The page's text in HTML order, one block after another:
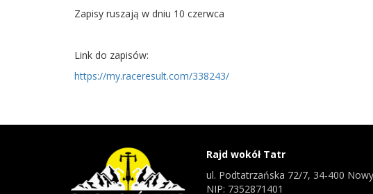
Zapisy ruszają w dniu 10 czerwca
Link do zapisów:
https://my.raceresult.com/338243/
Rajd wokół Tatr
ul. Podtatrzańska 72/7, 34-400
NIP: 7352871401